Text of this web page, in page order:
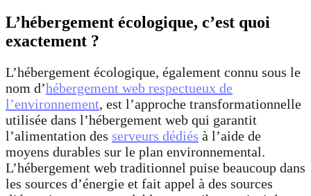
L’hébergement écologique, c’est quoi
exactement ?
L’hébergement écologique, également connu sous le
nom d’hébergement web respectueux de
l’environnement, est l’approche transformationnelle
utilisée dans l’hébergement web qui garantit
l’alimentation des serveurs dédiés à l’aide de
moyens durables sur le plan environnemental.
L’hébergement web traditionnel puise beaucoup dans
les sources d’énergie et fait appel à des sources